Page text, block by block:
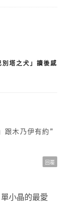
別塔之犬」讀後感
木乃伊有約”
小晶的最愛
回覆